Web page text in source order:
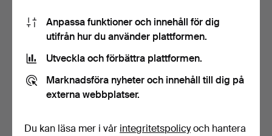
SABEL. FÖR SPANSKA
INFANTERIET. TOLEDO
11 bud
83 USD
SABEL. M/1867. FÖR
SMÅLANDS ARTILLERI-
10 bud
148 USD
Anpassa funktioner och innehåll för dig
utifrån hur du använder plattformen.
Utveckla och förbättra plattformen.
Marknadsföra nyheter och innehåll till dig på
externa webbplatser.
Du kan läsa mer i vår integritetspolicyoch hantera